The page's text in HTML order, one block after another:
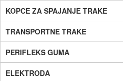
KOPCE ZA SPAJANJE TRAKE
TRANSPORTNE TRAKE
PERIFLEKS GUMA
ELEKTRODA